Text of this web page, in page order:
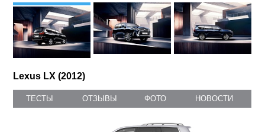
Lexus LX (2012)
ТЕСТЫ ОТЗЫВЫ ФОТО НОВОСТИ